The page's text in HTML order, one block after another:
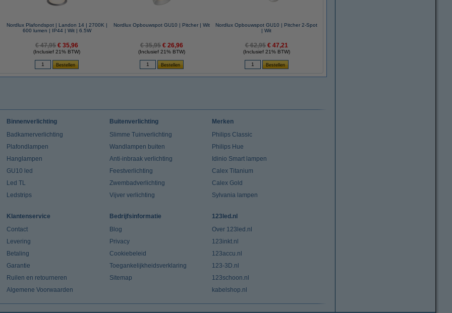
Nordlux Plafondspot | Landon 14 | 2700K |
600 lumen | IP44 | Wit | 6.5W
€ 47,95 € 35,96
(Inclusief 21% BTW)
Nordlux Opbouwspot GU10 | Pitcher | Wit
€ 35,95 € 26,96
(Inclusief 21% BTW)
Nordlux Opbouwspot GU10 | Pitcher 2-Spot
| Wit
€ 62,95 € 47,21
(Inclusief 21% BTW)
Binnenverlichting
Badkamerverlichting
Plafondlampen
Hanglampen
GU10 led
Led TL
Ledstrips
Buitenverlichting
Slimme Tuinverlichting
Wandlampen buiten
Anti-inbraak verlichting
Feestverlichting
Zwembadverlichting
Vijver verlichting
Merken
Philips Classic
Philips Hue
Idinio Smart lampen
Calex Titanium
Calex Gold
Sylvania lampen
Klantenservice
Contact
Levering
Betaling
Garantie
Ruilen en retourneren
Algemene Voorwaarden
Bedrijfsinformatie
Blog
Privacy
Cookiebeleid
Toegankelijkheidsverklaring
Sitemap
123led.nl
Over 123led.nl
123inkt.nl
123accu.nl
123-3D.nl
123schoon.nl
kabelshop.nl